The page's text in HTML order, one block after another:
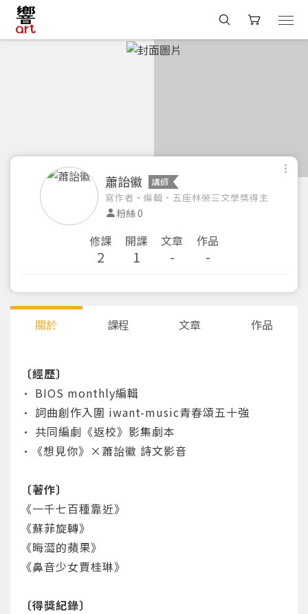
蕭詒徽 講師
寫作者・編輯・五座林榮三文學獎得主
粉絲 0
修課
2
開課
1
文章
-
作品
-
關於 課程 文章 作品
〔經歷〕
• BIOS monthly編輯
• 詞曲創作入圍 iwant-music青春頌五十強
• 共同編劇《返校》影集劇本
•《想見你》×蕭詒徽 詩文影音
〔著作〕
《一千七百種靠近》
《蘇菲旋轉》
《晦澀的蘋果》
《鼻音少女賈桂琳》
〔得獎紀錄〕